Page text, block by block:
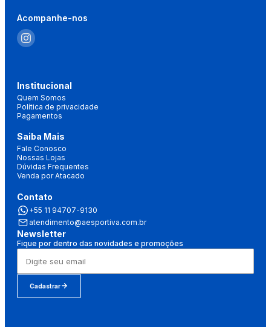
Acompanhe-nos
Institucional
Quem Somos
Política de privacidade
Pagamentos
Saiba Mais
Fale Conosco
Nossas Lojas
Dúvidas Frequentes
Venda por Atacado
Contato
+55 11 94707-9130
atendimento@aesportiva.com.br
Newsletter
Fique por dentro das novidades e promoções
Cadastrar